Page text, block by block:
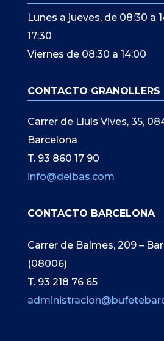
Lunes a jueves, de 08:30 a
17:30
Viernes de 08:30 a 14:00
CONTACTO GRANOLLERS
Carrer de Lluís Vives, 35,
Barcelona
T. 93 860 17 90
info@delbas.com
CONTACTO BARCELONA
Carrer de Balmes, 209 –
(08006)
T. 93 218 76 65